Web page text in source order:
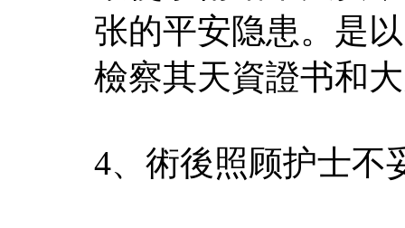
张的平安隐患。是
檢察其天資證书和
4、術後照顾护士不